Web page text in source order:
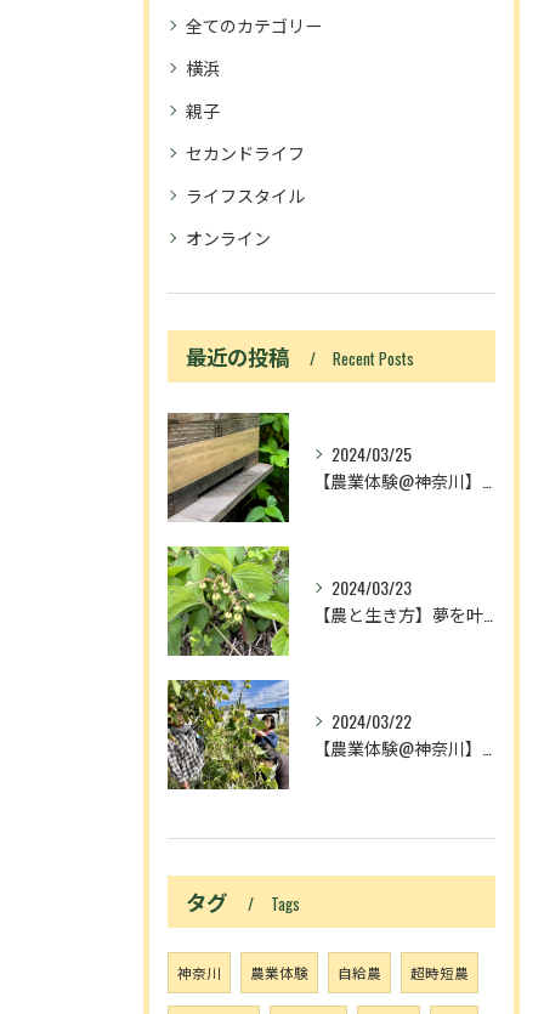
全てのカテゴリー
横浜
親子
セカンドライフ
ライフスタイル
オンライン
最近の投稿 Recent Posts
2024/03/25
2024/03/23
2024/03/22
タグ Tags
神奈川 農業体験 自給農 超時短農